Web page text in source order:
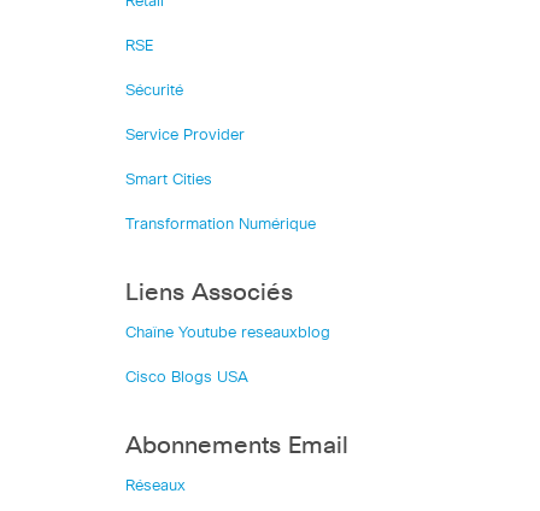
RSE
Sécurité
Service Provider
Smart Cities
Transformation Numérique
Liens Associés
Chaîne Youtube reseauxblog
Cisco Blogs USA
Abonnements Email
Réseaux